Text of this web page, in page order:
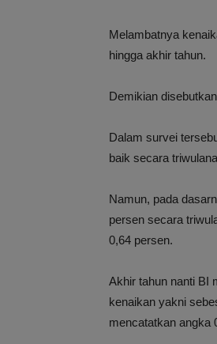
Melambatnya
hingga akhir tahun.
Demikian
Dalam survei
baik secara
Namun, pada
persen secara
0,64 persen.
Akhir tahun nanti BI
kenaikan yakni
mencatatkan angka